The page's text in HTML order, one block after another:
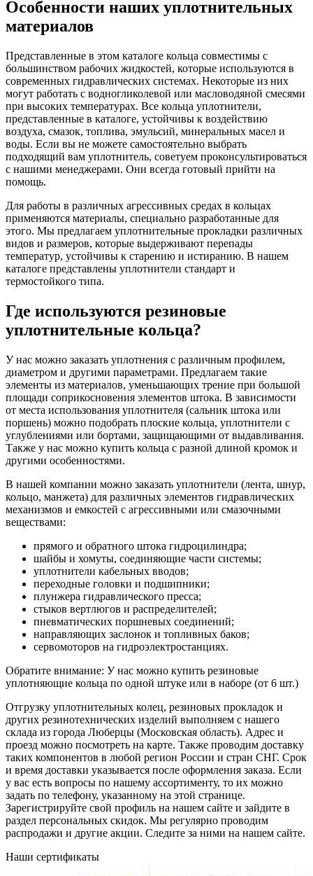
Особенности наших уплотнительных
материалов
Представленные в этом каталоге кольца совместимы с
большинством рабочих жидкостей, которые используются в
современных гидравлических системах. Некоторые из них
могут работать с водногликолевой или масловодяной смесями
при высоких температурах. Все кольца уплотнители,
представленные в каталоге, устойчивы к воздействию
воздуха, смазок, топлива, эмульсий, минеральных масел и
воды. Если вы не можете самостоятельно выбрать
подходящий вам уплотнитель, советуем проконсультироваться
с нашими менеджерами. Они всегда готовый прийти на
помощь.
Для работы в различных агрессивных средах в кольцах
применяются материалы, специально разработанные для
этого. Мы предлагаем уплотнительные прокладки различных
видов и размеров, которые выдерживают перепады
температур, устойчивы к старению и истиранию. В нашем
каталоге представлены уплотнители стандарт и
термостойкого типа.
Где используются резиновые
уплотнительные кольца?
У нас можно заказать уплотнения с различным профилем,
диаметром и другими параметрами. Предлагаем такие
элементы из материалов, уменьшающих трение при большой
площади соприкосновения элементов штока. В зависимости
от места использования уплотнителя (сальник штока или
поршень) можно подобрать плоские кольца, уплотнители с
углублениями или бортами, защищающими от выдавливания.
Также у нас можно купить кольца с разной длиной кромок и
другими особенностями.
В нашей компании можно заказать уплотнители (лента, шнур,
кольцо, манжета) для различных элементов гидравлических
механизмов и емкостей с агрессивными или смазочными
веществами:
прямого и обратного штока гидроцилиндра;
шайбы и хомуты, соединяющие части системы;
уплотнители кабельных вводов;
переходные головки и подшипники;
плунжера гидравлического пресса;
стыков вертлюгов и распределителей;
пневматических поршневых соединений;
направляющих заслонок и топливных баков;
сервомоторов на гидроэлектростанциях.
Обратите внимание: У нас можно купить резиновые
уплотняющие кольца по одной штуке или в наборе (от 6 шт.)
Отгрузку уплотнительных колец, резиновых прокладок и
других резинотехнических изделий выполняем с нашего
склада из города Люберцы (Московская область). Адрес и
проезд можно посмотреть на карте. Также проводим доставку
таких компонентов в любой регион России и стран СНГ. Срок
и время доставки указывается после оформления заказа. Если
у вас есть вопросы по нашему ассортименту, то их можно
задать по телефону, указанному на этой странице.
Зарегистрируйте свой профиль на нашем сайте и зайдите в
раздел персональных скидок. Мы регулярно проводим
распродажи и другие акции. Следите за ними на нашем сайте.
Наши сертификаты